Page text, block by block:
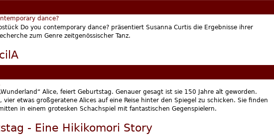
Do you contemporary dance? präsentiert Susanna Curtis die Ergebnisse ihrer
zum Genre zeitgenössischer Tanz.
Alice, feiert Geburtstag. Genauer gesagt ist sie 150 Jahre alt geworden.
vier etwas großgeratene Alices auf eine Reise hinter den Spiegel zu schicken. Sie finden
in einem grotesken Schachspiel mit fantastischen Gegenspielern.
- Eine Hikikomori Story